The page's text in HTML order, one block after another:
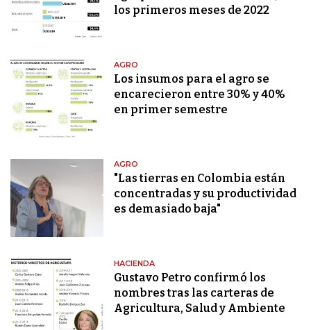
los primeros meses de 2022
AGRO
Los insumos para el agro se
encarecieron entre 30% y 40%
en primer semestre
AGRO
"Las tierras en Colombia están
concentradas y su productividad
es demasiado baja"
HACIENDA
Gustavo Petro confirmó los
nombres tras las carteras de
Agricultura, Salud y Ambiente